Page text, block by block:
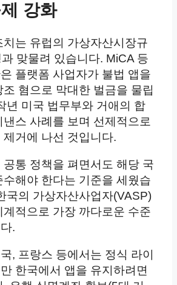
강화
치는 유럽의 가상자산시장규
맞물려 있습니다. MiCA 등
플랫폼 사업자가 불법 앱을
조 혐으로 막대한 벌금을 물립
년 미국 법무부와 거애의 합
스 사례를 보며 선제적으로
거에 나선 것입니다.
공통 정책을 펴면서도 해당 국
수해야 한다는 기준을 세웠습
국의 가상자산사업자(VASP)
계적으로 가장 까다로운 수준
.
, 프랑스 등에서는 정식 라이
한국에서 앱을 유지하려면